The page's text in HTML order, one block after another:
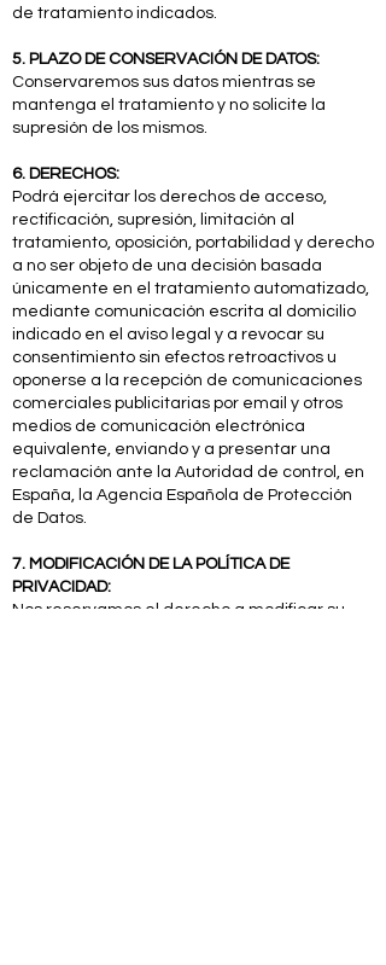
de tratamiento indicados.
5. PLAZO DE CONSERVACIÓN DE DATOS:
Conservaremos sus datos mientras se
mantenga el tratamiento y no solicite la
supresión de los mismos.
6. DERECHOS:
Podrá ejercitar los derechos de acceso,
rectificación, supresión, limitación al
tratamiento, oposición, portabilidad y derecho
a no ser objeto de una decisión basada
únicamente en el tratamiento automatizado,
mediante comunicación escrita al domicilio
indicado en el aviso legal y a revocar su
consentimiento sin efectos retroactivos u
oponerse a la recepción de comunicaciones
comerciales publicitarias por email y otros
medios de comunicación electrónica
equivalente, enviando y a presentar una
reclamación ante la Autoridad de control, en
España, la Agencia Española de Protección
de Datos.
7. MODIFICACIÓN DE LA POLÍTICA DE
PRIVACIDAD:
Nos reservamos el derecho a modificar su